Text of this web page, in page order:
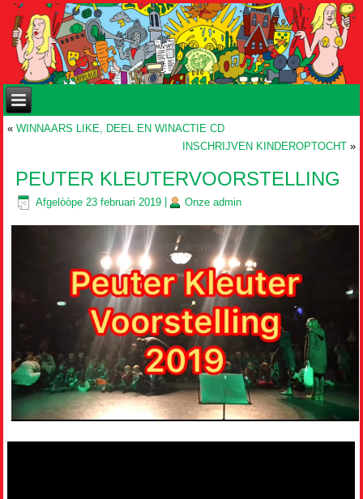
«WINNAARS LIKE, DEEL EN WINACTIE CD
INSCHRIJVEN KINDEROPTOCHT»
PEUTER KLEUTERVOORSTELLING
Afgelòòpe 23 februari 2019 Onze admin